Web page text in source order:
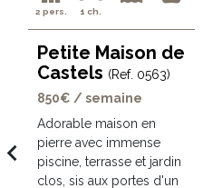
2 pers. 1 ch.
Petite Maison de
Castels (Ref. 0563)
850€ / semaine
Adorable maison en
pierre avec immense
piscine, terrasse et jardin
clos, sis aux portes d'un